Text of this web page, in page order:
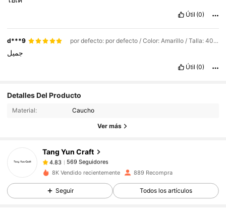
Útil (0)
d***9 por defecto: por defecto / Color: Amarillo / Talla: 40*90cm
جميل
Útil (0)
Detalles Del Producto
Material: Caucho
Ver más
Tang Yun Craft
569 Seguidores
4.83
569 Seguidores
d***2seguidoHace 1 día
4.83
569 Seguidores
4.83 569 Seguidores
8K Vendido recientemente 889 Recompra
Seguir Todos los artículos